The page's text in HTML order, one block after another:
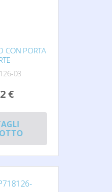
CON PORTA
03
€